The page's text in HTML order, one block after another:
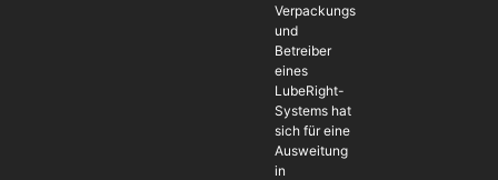
Verpackungshersteller
und
Betreiber
eines
LubeRight-
Systems hat
sich für eine
Ausweitung
in